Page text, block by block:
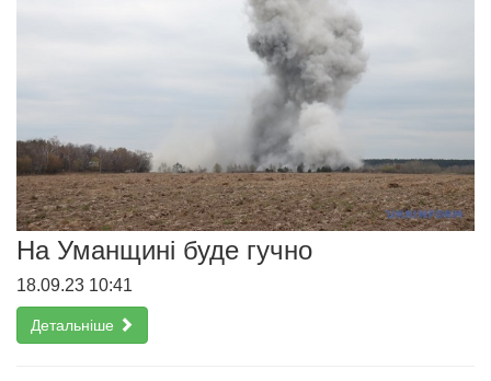
На Уманщині буде гучно
18.09.23 10:41
Детальніше